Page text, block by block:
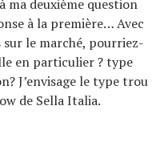
ma deuxième question
à la première… Avec
sur le marché, pourriez-
en particulier ? type
J’envisage le type trou
de Sella Italia.